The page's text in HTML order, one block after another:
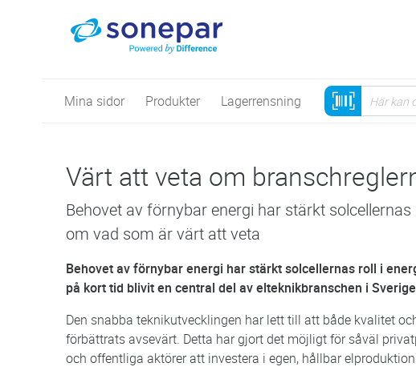
Mina sidor Produkter Lagerrensning
Värt att veta om
Behovet av förnybar energi har stärkt
om vad som är värt att veta
Behovet av förnybar energi har stärkt solcellernas roll i
på kort tid blivit en central del av elteknikbranschen i
Den snabba teknikutvecklingen har lett till att både kvalitet
förbättrats avsevärt. Detta har gjort det möjligt för såväl
och offentliga aktörer att investera i egen, hållbar